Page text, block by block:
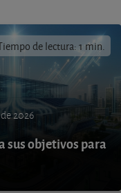
de lectura: 1 min.
2026
sus objetivos para